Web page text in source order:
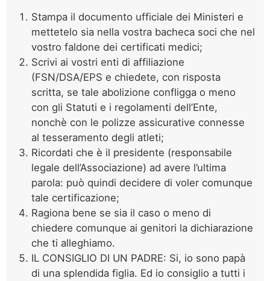
Stampa il documento ufficiale dei Ministeri e
mettetelo sia nella vostra bacheca soci che nel
vostro faldone dei certificati medici;
Scrivi ai vostri enti di affiliazione
(FSN/DSA/EPS e chiedete, con risposta
scritta, se tale abolizione confligga o meno
con gli Statuti e i regolamenti dell’Ente,
nonchè con le polizze assicurative connesse
al tesseramento degli atleti;
Ricordati che è il presidente (responsabile
legale dell’Associazione) ad avere l’ultima
parola: può quindi decidere di voler comunque
tale certificazione;
Ragiona bene se sia il caso o meno di
chiedere comunque ai genitori la dichiarazione
che ti alleghiamo.
IL CONSIGLIO DI UN PADRE: Si, io sono papà
di una splendida figlia. Ed io consiglio a tutti i